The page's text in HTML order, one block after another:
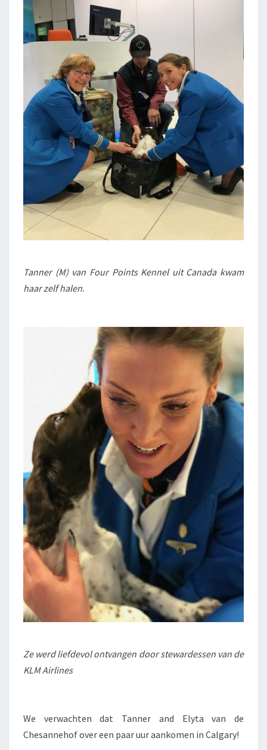
Tanner (M) van Four Points Kennel uit Canada kwam
haar zelf halen.
Ze werd liefdevol ontvangen door stewardessen van de
KLM Airlines
We verwachten dat Tanner and Elyta van de
Chesannehof over een paar uur aankomen in Calgary!